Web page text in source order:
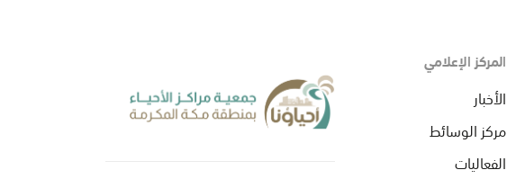
المركز الإعلامي
الأخبار
مركز الوسائط
الفعاليات